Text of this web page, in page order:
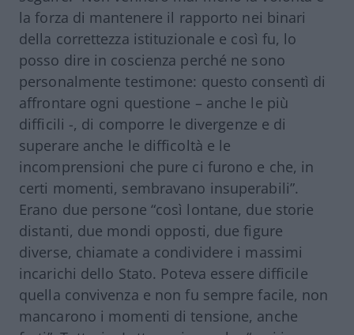
la forza di mantenere il rapporto nei binari
della correttezza istituzionale e così fu, lo
posso dire in coscienza perché ne sono
personalmente testimone: questo consentì di
affrontare ogni questione – anche le più
difficili -, di comporre le divergenze e di
superare anche le difficoltà e le
incomprensioni che pure ci furono e che, in
certi momenti, sembravano insuperabili”.
Erano due persone “così lontane, due storie
distanti, due mondi opposti, due figure
diverse, chiamate a condividere i massimi
incarichi dello Stato. Poteva essere difficile
quella convivenza e non fu sempre facile, non
mancarono i momenti di tensione, anche